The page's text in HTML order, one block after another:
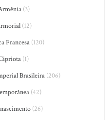
(3)
(12)
Francesa(120)
(1)
Brasileira(206)
(42)
(26)